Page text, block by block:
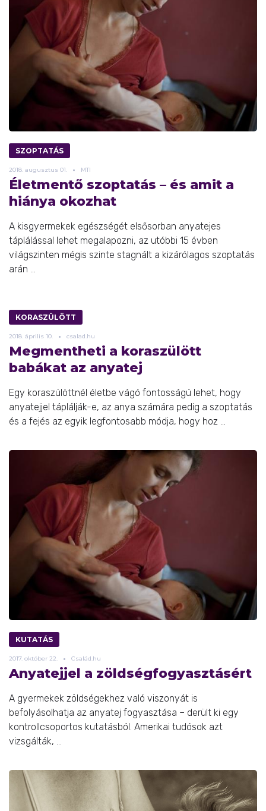
SZOPTATÁS
2018. augusztus 01. MTI
Életmentő szoptatás – és amit a
hiánya okozhat
A kisgyermekek egészségét elsősorban anyatejes
táplálással lehet megalapozni, az utóbbi 15 évben
világszinten mégis szinte stagnált a kizárólagos szoptatás
arán ...
KORASZÜLÖTT
2018. április 10. csalad.hu
Megmentheti a koraszülött
babákat az anyatej
Egy koraszülöttnél életbe vágó fontosságú lehet, hogy
anyatejjel táplálják-e, az anya számára pedig a szoptatás
és a fejés az egyik legfontosabb módja, hogy hoz ...
KUTATÁS
2017. október 22. Család.hu
Anyatejjel a zöldségfogyasztásért
A gyermekek zöldségekhez való viszonyát is
befolyásolhatja az anyatej fogyasztása – derült ki egy
kontrollcsoportos kutatásból. Amerikai tudósok azt
vizsgálták, ...